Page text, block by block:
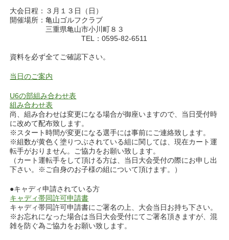
大会日程：３月１３日（日）
開催場所：亀山ゴルフクラブ
三重県亀山市小川町８３
TEL：0595-82-6511
資料を必ず全てご確認下さい。
当日のご案内
U6の部組み合わせ表
組み合わせ表
尚、組み合わせは変更になる場合が御座いますので、当日受付時
に改めて配布致します。
※スタート時間が変更になる選手には事前にご連絡致します。
※組数が黄色く塗りつぶされている組に関しては、現在カート運
転手がおりません。ご協力をお願い致します。
（カート運転手をして頂ける方は、当日大会受付の際にお申し出
下さい。※ご自身のお子様の組について頂けます。）
●キャディ申請されている方
キャディ帯同許可申請書
キャディ帯同許可申請書にご署名の上、大会当日お持ち下さい。
※お忘れになった場合は当日大会受付にてご署名頂きますが、混
雑を防ぐ為ご協力をお願い致します。